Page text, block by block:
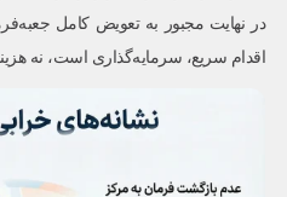
در نهایت مجبور به تعویض کامل
اقدام سریع، سرمایه‌گذاری است، نه